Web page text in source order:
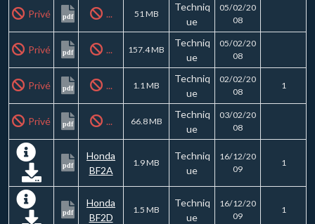
Privé pdf ... 51 MB
Techniq
ue
05/02/20
08
Privé pdf ... 157.4 MB
Techniq
ue
05/02/20
08
Privé pdf ... 1.1 MB
Techniq
ue
02/02/20
08
1
Privé pdf ... 66.8 MB
Techniq
ue
03/02/20
08
pdf
Honda
BF2A
1.9 MB
Techniq
ue
16/12/20
09
1
pdf
Honda
BF2D
1.5 MB
Techniq
ue
16/12/20
09
1